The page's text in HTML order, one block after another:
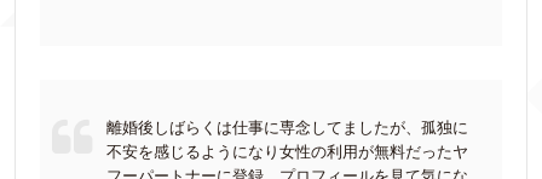
離婚後しばらくは仕事に専念してましたが、孤独に
不安を感じるようになり女性の利用が無料だったヤ